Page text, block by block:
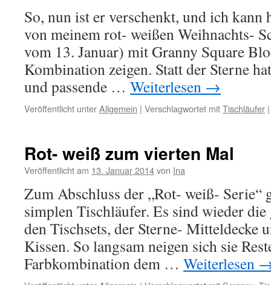
So, nun ist er verschenkt, und ich kann
von meinem rot- weißen Weihnachts-
vom 13. Januar) mit Granny Square
Kombination zeigen. Statt der Sterne
und passende … Weiterlesen →
Veröffentlicht unterAllgemein | Verschlagwortet mitTischläufer |
Rot- weiß zum vierten Mal
Veröffentlicht am 13. Januar 2014von Ina
Zum Abschluss der „Rot- weiß- Serie“
simplen Tischläufer. Es sind wieder
den Tischsets, der Sterne- Mitteldecke
Kissen. So langsam neigen sich sie
Farbkombination dem … Weiterlesen